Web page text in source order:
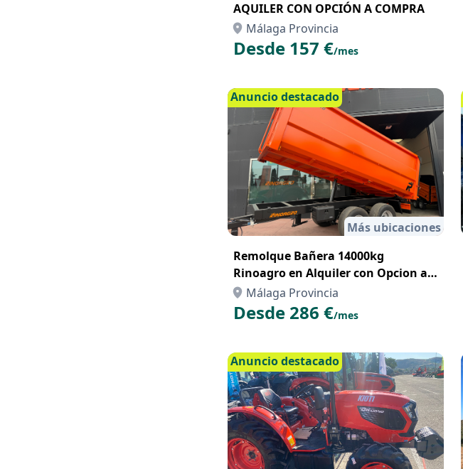
AQUILER CON OPCIÓN A COMPRA
Málaga Provincia
Desde 157 €/mes
Anuncio destacado
Más ubicaciones
Remolque Bañera 14000kg
Rinoagro en Alquiler con Opcion a
Compra con Renting
Málaga Provincia
Desde 286 €/mes
Anuncio destacado